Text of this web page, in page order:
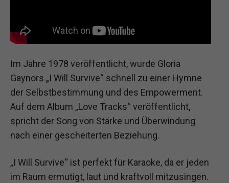
Im Jahre 1978 veröffentlicht, wurde Gloria
Gaynors „I Will Survive“ schnell zu einer Hymne
der Selbstbestimmung und des Empowerment.
Auf dem Album „Love Tracks“ veröffentlicht,
spricht der Song von Stärke und Überwindung
nach einer gescheiterten Beziehung.
„I Will Survive“ ist perfekt für Karaoke, da er jeden
im Raum ermutigt, laut und kraftvoll mitzusingen.